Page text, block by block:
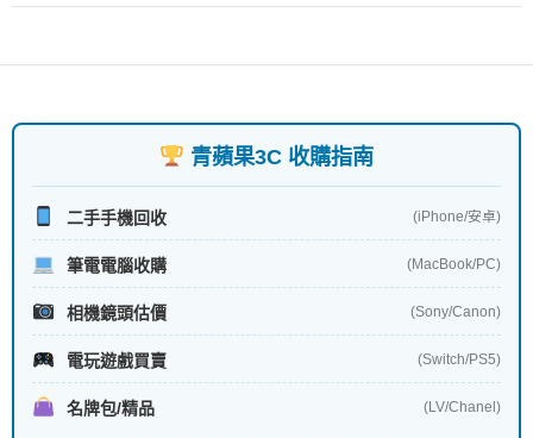
青蘋果3C 收購指南
二手手機回收 (iPhone/安卓)
筆電電腦收購 (MacBook/PC)
相機鏡頭估價 (Sony/Canon)
電玩遊戲買賣 (Switch/PS5)
名牌包/精品 (LV/Chanel)